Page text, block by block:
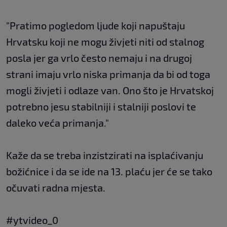
"Pratimo pogledom ljude koji napuštaju
Hrvatsku koji ne mogu živjeti niti od stalnog
posla jer ga vrlo često nemaju i na drugoj
strani imaju vrlo niska primanja da bi od toga
mogli živjeti i odlaze van. Ono što je Hrvatskoj
potrebno jesu stabilniji i stalniji poslovi te
daleko veća primanja."
Kaže da se treba inzistzirati na isplaćivanju
božićnice i da se ide na 13. plaću jer će se tako
očuvati radna mjesta.
#ytvideo_0